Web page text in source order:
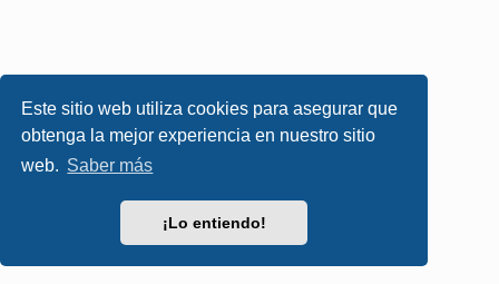
Este sitio web utiliza cookies para asegurar que
obtenga la mejor experiencia en nuestro sitio
web. Saber más
¡Lo entiendo!